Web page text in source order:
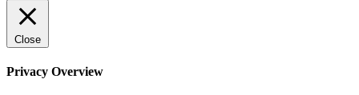
Close
Privacy Overview